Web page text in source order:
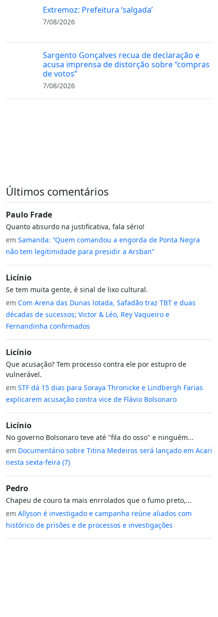
Extremoz: Prefeitura ‘salgada’
7/08/2026
Sargento Gonçalves recua de declaração e
acusa imprensa de distorção sobre “compras
de votos”
7/08/2026
Últimos comentários
Paulo Frade
Quanto absurdo na justificativa, fala sério!
em Samanda: “Quem comandou a engorda de Ponta Negra
não tem legitimidade para presidir a Arsban”
Licínio
Se tem muita gente, é sinal de lixo cultural.
em Com Arena das Dunas lotada, Safadão traz TBT e duas
décadas de sucessos; Victor & Léo, Rey Vaqueiro e
Fernandinha confirmados
Licínio
Que acusação? Tem processo contra ele por estupro de
vulnerável.
em STF dá 15 dias para Soraya Thronicke e Lindbergh Farias
explicarem acusação contra vice de Flávio Bolsonaro
Licínio
No governo Bolsonaro teve até "fila do osso" e ninguém...
em Documentário sobre Titina Medeiros será lançado em Acari
nesta sexta-feira (7)
Pedro
Chapeu de couro ta mais enrrolados que o fumo preto,...
em Allyson é investigado e campanha reúne aliados com
histórico de prisões e de processos e investigações